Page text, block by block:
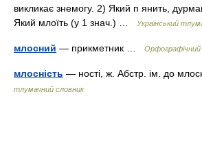
викликає знемогу. 2) Який п янить,
Який млоїть (у 1 знач.) …
Український
млосний — прикметник … Орфографічний
млосність — ності, ж. Абстр. ім. до
тлумачний словник